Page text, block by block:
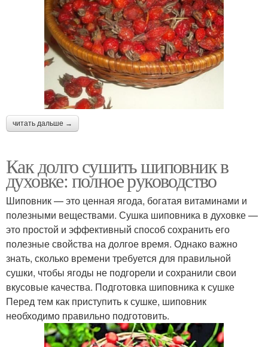
читать дальше →
Как долго сушить шиповник в
духовке: полное руководство
Шиповник — это ценная ягода, богатая витаминами и
полезными веществами. Сушка шиповника в духовке —
это простой и эффективный способ сохранить его
полезные свойства на долгое время. Однако важно
знать, сколько времени требуется для правильной
сушки, чтобы ягоды не подгорели и сохранили свои
вкусовые качества. Подготовка шиповника к сушке
Перед тем как приступить к сушке, шиповник
необходимо правильно подготовить.